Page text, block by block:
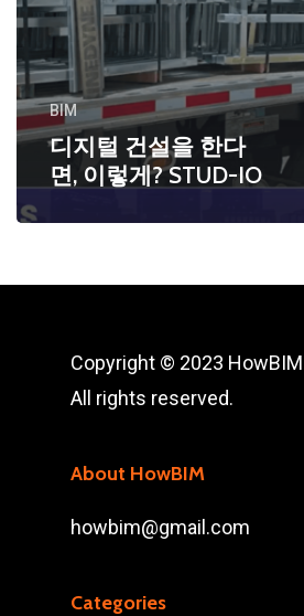
BIM
디지털 건설을 한다
면, 이렇게? STUD-IO
Copyright © 2023 HowBIM
All rights reserved.
About HowBIM
howbim@gmail.com
Categories